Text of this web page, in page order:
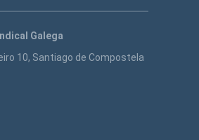
Galega
10, Santiago de Compostela